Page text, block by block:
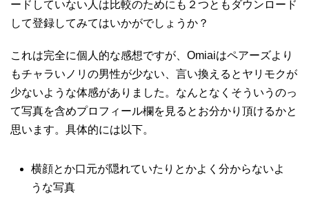
ードしていない人は比較のためにも２つともダウンロード
して登録してみてはいかがでしょうか？
これは完全に個人的な感想ですが、 Omiaiはペアーズより
もチャラいノリの男性が少ない、言い換えるとヤリモクが
少ないような体感がありました。なんとなくそういうのっ
て写真を含めプロフィール欄を見るとお分かり頂けるかと
思います。具体的には以下。
横顔とか口元が隠れていたりとかよく分からないよ
うな写真